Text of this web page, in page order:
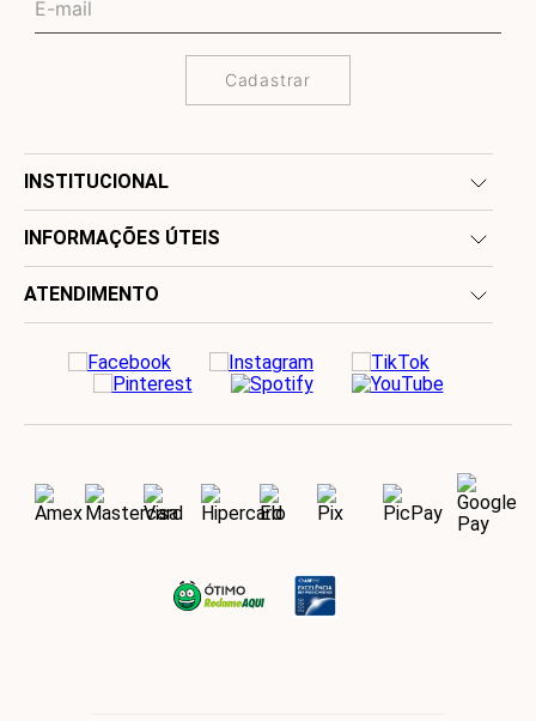
Cadastrar
INSTITUCIONAL
INFORMAÇÕES ÚTEIS
ATENDIMENTO